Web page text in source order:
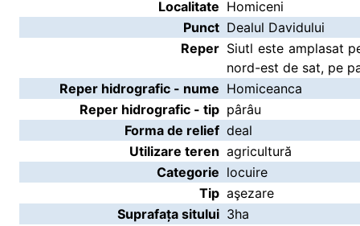
Localitate Homiceni
Punct Dealul Davidului
Reper Siutl este amplasat
nord-est de sat, pe
Reper hidrografic - nume Homiceanca
Reper hidrografic - tip pârâu
Forma de relief deal
Utilizare teren agricultură
Categorie locuire
Tip aşezare
Suprafața sitului 3ha